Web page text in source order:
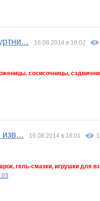
16.08.2014 в 16:02
сосисочницы,
16.08.2014 в 16:01
гель-смазки, игрушки для